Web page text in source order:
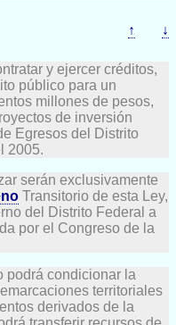
↑ ↓
y ejercer créditos,
público para un
millones de pesos,
de inversión
Egresos del Distrito
2005.
serán exclusivamente
Transitorio de esta Ley,
del Distrito Federal a
por el Congreso de la
podrá condicionar la
territoriales
derivados de la